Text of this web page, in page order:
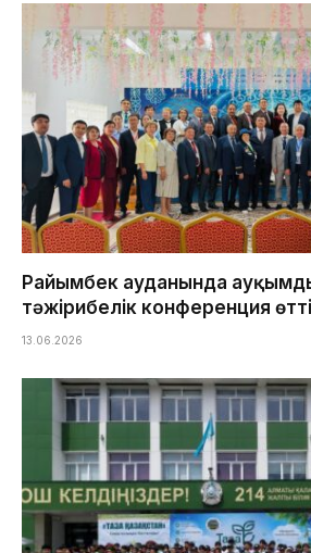
Райымбек ауданында
тәжірибелік конференция өтті
13.06.2026